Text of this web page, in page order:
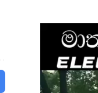
Video
Player